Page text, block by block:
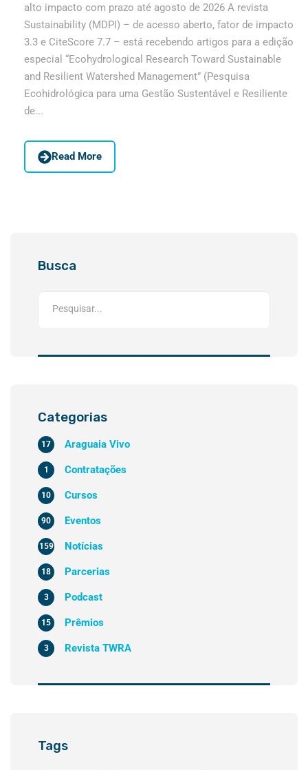
alto impacto com prazo até agosto de 2026 A revista
Sustainability (MDPI) – de acesso aberto, fator de impacto
3.3 e CiteScore 7.7 – está recebendo artigos para a edição
especial “Ecohydrological Research Toward Sustainable
and Resilient Watershed Management” (Pesquisa
Ecohidrológica para uma Gestão Sustentável e Resiliente
de...
Read More
Busca
Categorias
Araguaia Vivo
17
Contratações
1
Cursos
10
Eventos
90
Notícias
159
Parcerias
18
Podcast
3
Prêmios
15
Revista TWRA
3
Tags